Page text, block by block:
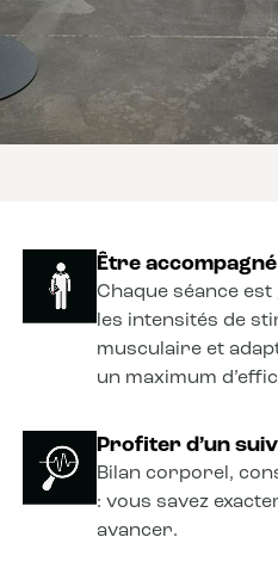
Être
Chaque séance
les intensités de
musculaire et
un maximum
Profiter d’un
Bilan corporel,
: vous savez
avancer.